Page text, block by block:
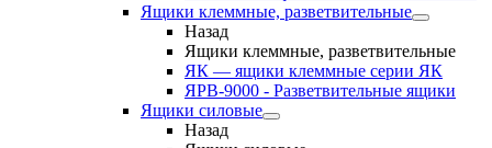
Ящики клеммные, разветвительные
Назад
Ящики клеммные, разветвительные
ЯК — ящики клеммные серии ЯК
ЯРВ-9000 - Разветвительные ящики
Ящики силовые
Назад